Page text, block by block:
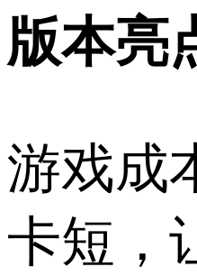
版本亮
游戏成
卡短，